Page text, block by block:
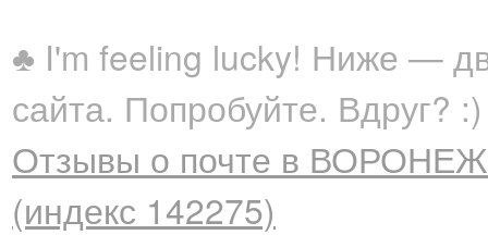
♣ I'm feeling lucky! Ниже —
сайта. Попробуйте. Вдруг? :)
Отзывы о почте в ВОРОНЕЖ
(индекс 142275)